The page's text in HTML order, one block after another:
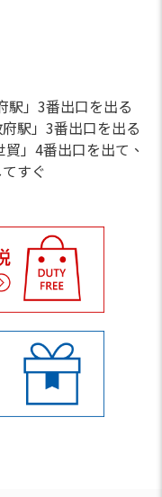
駅」3番出口を出る
駅」3番出口を出る
」4番出口を出て、
すぐ